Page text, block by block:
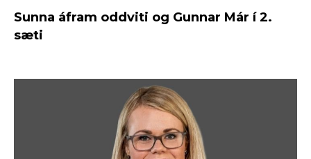
Sunna áfram oddviti og Gunnar Már í 2.
sæti